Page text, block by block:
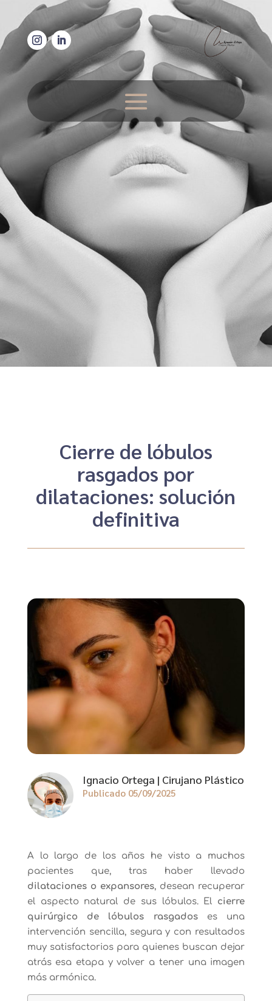
Cierre de lóbulos
rasgados por
dilataciones: solución
definitiva
Ignacio Ortega | Cirujano Plástico
Publicado 05/09/2025
A lo largo de los años he visto a muchos
pacientes que, tras haber llevado
dilataciones o expansores, desean recuperar
el aspecto natural de sus lóbulos. El cierre
quirúrgico de lóbulos rasgadoses una
intervención sencilla, segura y con resultados
muy satisfactorios para quienes buscan dejar
atrás esa etapa y volver a tener una imagen
más armónica.